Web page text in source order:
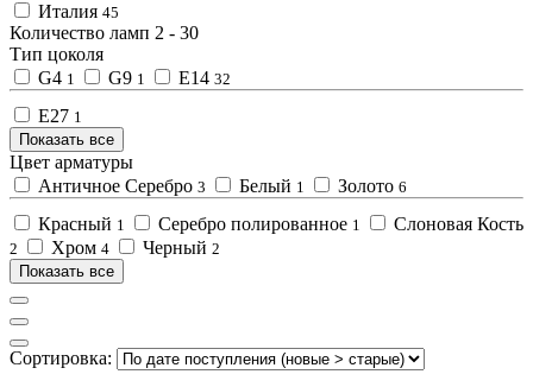
Италия 45
Количество ламп 2 - 30
Тип цоколя
G4 1 G9 1 Е14 32
Е27 1
Показать все
Цвет арматуры
Античное Серебро 3 Белый 1 Золото 6
Красный 1 Серебро полированное 1 Слоновая Кость
2 Хром 4 Черный 2
Показать все
Сортировка: